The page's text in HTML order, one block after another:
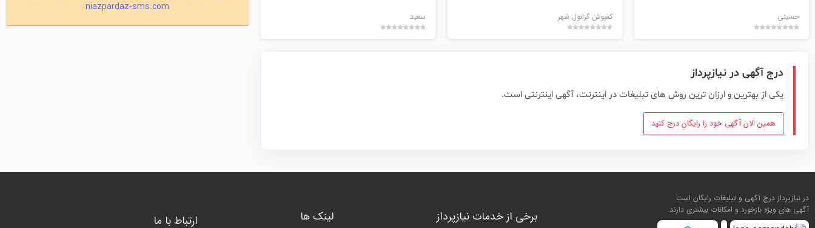
حسینی کفپوش گرانول شهر سعید
درج آگهی در نیازپرداز
یکی از بهترین و ارزان ترین روش های تبلیغات در اینترنت، آگهی اینترنتی است.
همین الان آگهی خود را رایگان درج کنید
niazpardaz-sms.com
در نیازپرداز درج آگهی و تبلیغات رایگان است
آگهی های ویژه بازخورد و امکانات بیشتری دارند.
برخی از خدمات نیازپرداز لینک ها ارتباط با ما